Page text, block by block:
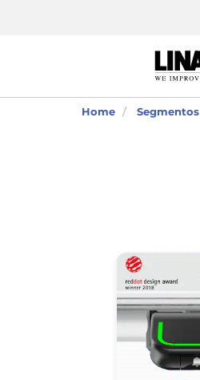
Home Segmentos